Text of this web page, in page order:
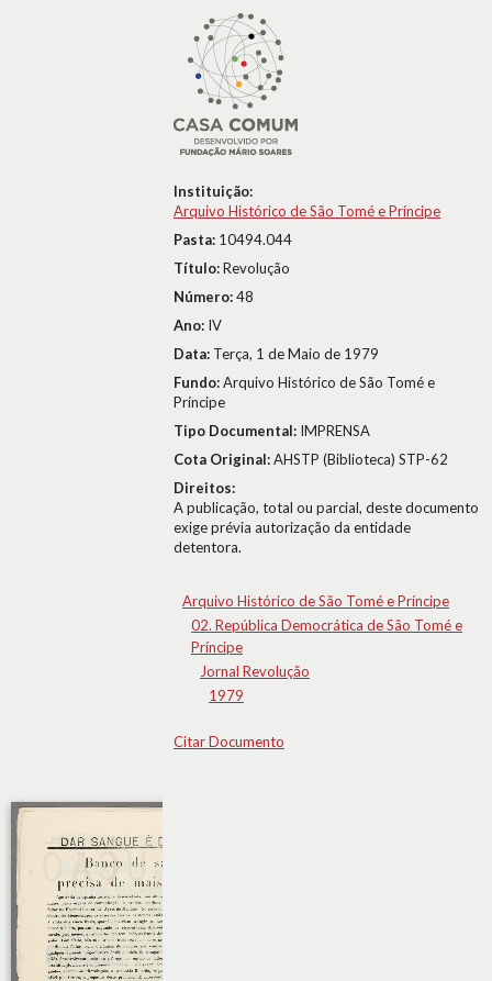
Instituição:
Arquivo Histórico de São Tomé e Príncipe
Pasta: 10494.044
Título:Revolução
Número:48
Ano: IV
Data: Terça, 1 de Maio de 1979
Fundo:Arquivo Histórico de São Tomé e
Príncipe
Tipo Documental: IMPRENSA
Cota Original:AHSTP (Biblioteca) STP-62
Direitos:
A publicação, total ou parcial, deste documento
exige prévia autorização da entidade
detentora.
Arquivo Histórico de São Tomé e Príncipe
02. República Democrática de São Tomé e
Príncipe
Jornal Revolução
1979
Citar Documento